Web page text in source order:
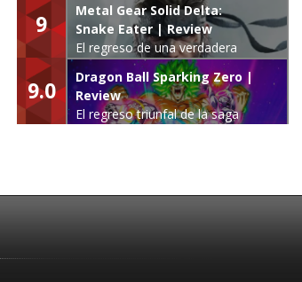
9
Metal Gear Solid Delta:
Snake Eater | Review
El regreso de una verdadera
leyenda
9.0
Dragon Ball Sparking Zero |
Review
El regreso triunfal de la saga